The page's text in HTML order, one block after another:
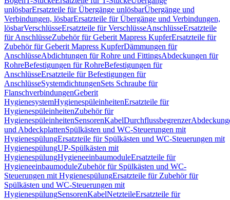
unlösbarErsatzteile für Übergänge unlösbarÜbergänge und
Verbindungen, lösbarErsatzteile für Übergänge und Verbindungen,
lösbarVerschlüsseErsatzteile für VerschlüsseAnschlüsseErsatzteile
für AnschlüsseZubehör für Geberit Mapress KupferErsatzteile für
Zubehör für Geberit Mapress KupferDämmungen für
AnschlüsseAbdichtungen für Rohre und FittingsAbdeckungen für
RohreBefestigungen für RohreBefestigungen für
AnschlüsseErsatzteile für Befestigungen für
AnschlüsseSystemdichtungenSets Schraube für
FlanschverbindungenGeberit
HygienesystemHygienespüleinheitenErsatzteile für
HygienespüleinheitenZubehör für
HygienespüleinheitenSensorenKabelDurchflussbegrenzer
und AbdeckplattenSpülkästen und WC-Steuerungen mit
HygienespülungErsatzteile für Spülkästen und WC-Steuerungen mit
HygienespülungUP-Spülkästen mit
HygienespülungHygieneeinbaumoduleErsatzteile für
HygieneeinbaumoduleZubehör für Spülkästen und WC-
Steuerungen mit HygienespülungErsatzteile für Zubehör für
Spülkästen und WC-Steuerungen mit
HygienespülungSensorenKabelNetzteileErsatzteile für